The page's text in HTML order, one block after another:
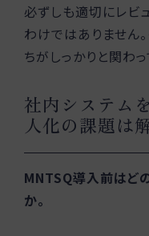
必ずしも適切にレビ
わけではありません
ちがしっかりと関わ
社内システム
人化の課題は
MNTSQ導入前はど
か。